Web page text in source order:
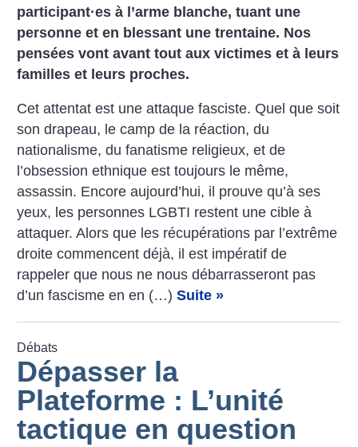
participant·es à l’arme blanche, tuant une
personne et en blessant une trentaine. Nos
pensées vont avant tout aux victimes et à leurs
familles et leurs proches.
Cet attentat est une attaque fasciste. Quel que soit
son drapeau, le camp de la réaction, du
nationalisme, du fanatisme religieux, et de
l’obsession ethnique est toujours le même,
assassin. Encore aujourd’hui, il prouve qu’à ses
yeux, les personnes LGBTI restent une cible à
attaquer. Alors que les récupérations par l’extrême
droite commencent déjà, il est impératif de
rappeler que nous ne nous débarrasseront pas
d’un fascisme en en (…)Suite »
Débats
Dépasser la
Plateforme : L’unité
tactique en question